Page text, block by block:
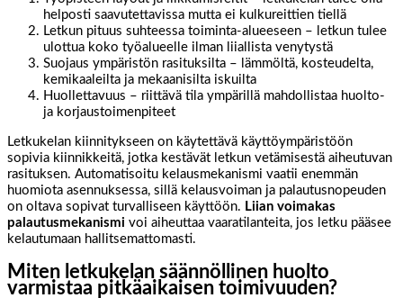
helposti saavutettavissa mutta ei kulkureittien tiellä
Letkun pituus suhteessa toiminta-alueeseen – letkun tulee
ulottua koko työalueelle ilman liiallista venytystä
Suojaus ympäristön rasituksilta – lämmöltä, kosteudelta,
kemikaaleilta ja mekaanisilta iskuilta
Huollettavuus – riittävä tila ympärillä mahdollistaa huolto-
ja korjaustoimenpiteet
Letkukelan kiinnitykseen on käytettävä käyttöympäristöön
sopivia kiinnikkeitä, jotka kestävät letkun vetämisestä aiheutuvan
rasituksen. Automatisoitu kelausmekanismi vaatii enemmän
huomiota asennuksessa, sillä kelausvoiman ja palautusnopeuden
on oltava sopivat turvalliseen käyttöön. Liian voimakas
palautusmekanismi voi aiheuttaa vaaratilanteita, jos letku pääsee
kelautumaan hallitsemattomasti.
Miten letkukelan säännöllinen huolto
varmistaa pitkäaikaisen toimivuuden?